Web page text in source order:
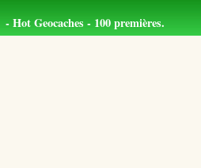
- Hot Geocaches - 100 premières.